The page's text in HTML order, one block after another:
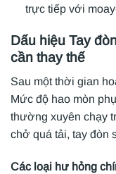
trực tiếp với
Dấu hiệu Tay
cần thay thế
Sau một thời gian
Mức độ hao mòn
thường xuyên chạy
chở quá tải, tay đòn
Các loại hư hỏng